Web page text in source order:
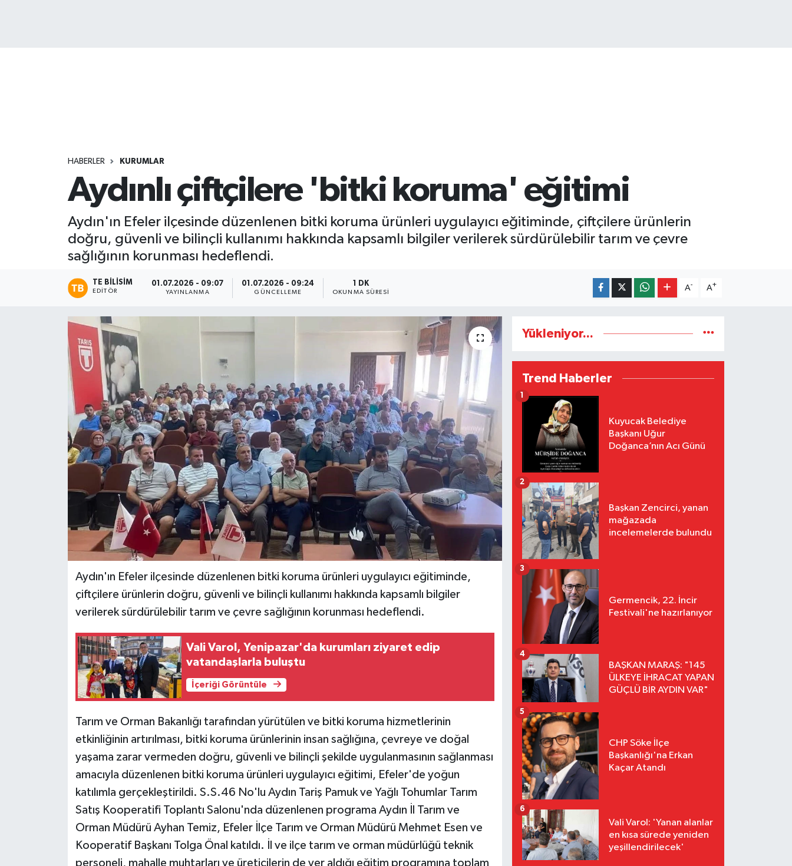
HABERLER KURUMLAR
Aydınlı çiftçilere 'bitki koruma' eğitimi
Aydın'ın Efeler ilçesinde düzenlenen bitki koruma ürünleri uygulayıcı eğitiminde, çiftçilere ürünlerin
doğru, güvenli ve bilinçli kullanımı hakkında kapsamlı bilgiler verilerek sürdürülebilir tarım ve çevre
sağlığının korunması hedeflendi.
TE BILISIM
EDITÖR
01.07.2026 - 09:07
YAYINLANMA
01.07.2026 - 09:24
GÜNCELLEME
1 DK
OKUNMA SÜRESI
A- A+
Aydın'ın Efeler ilçesinde düzenlenen bitki koruma ürünleri uygulayıcı eğitiminde,
çiftçilere ürünlerin doğru, güvenli ve bilinçli kullanımı hakkında kapsamlı bilgiler
verilerek sürdürülebilir tarım ve çevre sağlığının korunması hedeflendi.
Vali Varol, Yenipazar'da kurumları ziyaret edip
vatandaşlarla buluştu
İçeriği Görüntüle
Tarım ve Orman Bakanlığı tarafından yürütülen ve bitki koruma hizmetlerinin
etkinliğinin artırılması, bitki koruma ürünlerinin insan sağlığına, çevreye ve doğal
yaşama zarar vermeden doğru, güvenli ve bilinçli şekilde uygulanmasının sağlanması
amacıyla düzenlenen bitki koruma ürünleri uygulayıcı eğitimi, Efeler'de yoğun
katılımla gerçekleştirildi. S.S.46 No'lu Aydın Tariş Pamuk ve Yağlı Tohumlar Tarım
Satış Kooperatifi Toplantı Salonu'nda düzenlenen programa Aydın İl Tarım ve
Orman Müdürü Ayhan Temiz, Efeler İlçe Tarım ve Orman Müdürü Mehmet Esen ve
Kooperatif Başkanı Tolga Önal katıldı. İl ve ilçe tarım ve orman müdürlüğü teknik
personeli, mahalle muhtarları ve üreticilerin de yer aldığı eğitim programına toplam
Yükleniyor...
Trend Haberler
Kuyucak Belediye
Başkanı Uğur
Doğanca’nın Acı Günü
1
Başkan Zencirci, yanan
mağazada
incelemelerde bulundu
2
Germencik, 22. İncir
Festivali'ne hazırlanıyor
3
BAŞKAN MARAŞ: "145
ÜLKEYE İHRACAT YAPAN
GÜÇLÜ BİR AYDIN VAR"
4
CHP Söke İlçe
Başkanlığı'na Erkan
Kaçar Atandı
5
Vali Varol: 'Yanan alanlar
en kısa sürede yeniden
yeşillendirilecek'
6